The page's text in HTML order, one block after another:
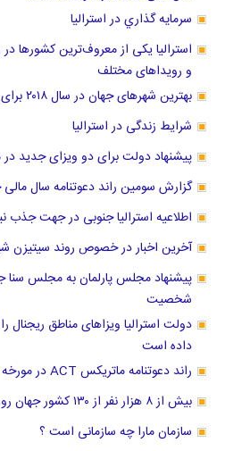
سرمايه گذاري در استراليا
استرالیا یکی از معروف‌ترین کشورها
و رویداهای مختلف
بهترین شهرهای جهان در سال ۲۰۱۸ برای زندگی
شرایط زندگی در استرالیا
پیشنهاد دولت برای دو ویزای جدید در
گزارش سومین راند دعوتنامه سال مالی
اطلاعیه استرالیا جنوبی در جهت جذب
آخرین اخبار در خصوص روند سیتیزن
پیشنهاد مجلس پارلمان به مجلس
شخصیت
دولت استرالیا ویزاهای مناطق ریجنال
داده است
راند دعوتنامه ماتریکس ACT در مورخه 17 سپتامبر 2019 برگزار گردید
بیش از ۸ هزار نفر از ۱۳۰ کشور جهان روز گذشته شهروند استرالیا شدند
سازمان مارا چه سازمانی است ؟